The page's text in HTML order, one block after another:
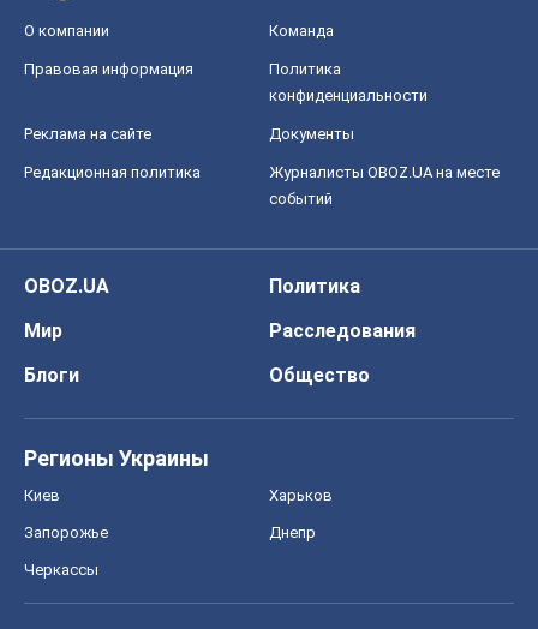
О компании Команда
Правовая информация
Политика
конфиденциальности
Реклама на сайте Документы
Редакционная политика
Журналисты OBOZ.UA на месте
событий
OBOZ.UA
Политика
Мир
Расследования
Блоги
Общество
Регионы Украины
Киев Харьков
Запорожье Днепр
Черкассы